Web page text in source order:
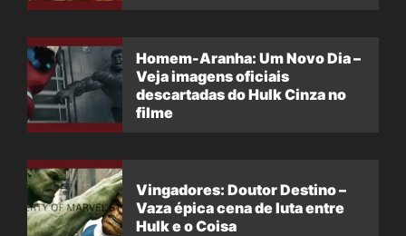
Homem-Aranha: Um Novo Dia –
Veja imagens oficiais
descartadas do Hulk Cinza no
filme
Vingadores: Doutor Destino –
Vaza épica cena de luta entre
Hulk e o Coisa